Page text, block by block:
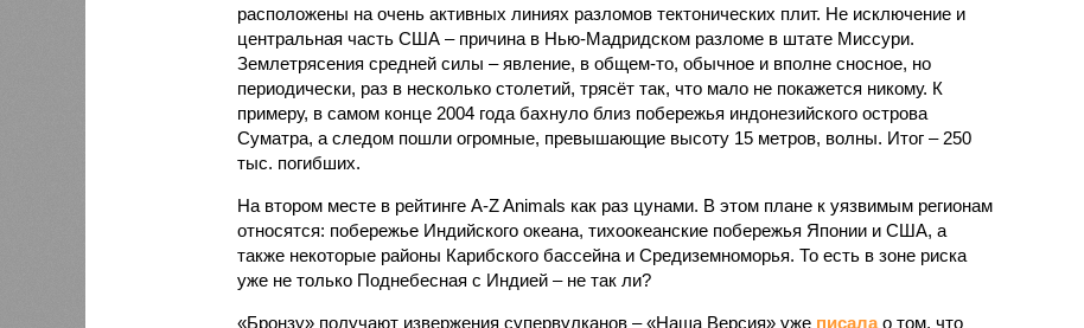
расположены на очень активных линиях разломов тектонических плит. Не исключение и
центральная часть США – причина в Нью-Мадридском разломе в штате Миссури.
Землетрясения средней силы – явление, в общем-то, обычное и вполне сносное, но
периодически, раз в несколько столетий, трясёт так, что мало не покажется никому. К
примеру, в самом конце 2004 года бахнуло близ побережья индонезийского острова
Суматра, а следом пошли огромные, превышающие высоту 15 метров, волны. Итог – 250
тыс. погибших.
На втором месте в рейтинге A-Z Animals как раз цунами. В этом плане к уязвимым регионам
относятся: побережье Индийского океана, тихо­океанские побережья Японии и США, а
также некоторые районы Карибского бассейна и Средиземноморья. То есть в зоне риска
уже не только Поднебесная с Индией – не так ли?
«Бронзу» получают извержения супервулканов – «Наша Версия» уже писалао том, что